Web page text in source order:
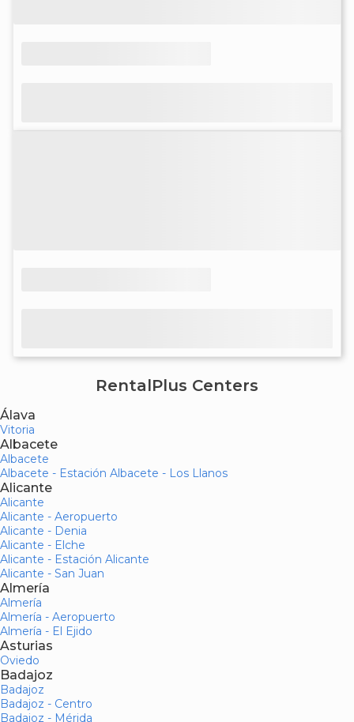
RentalPlus Centers
Álava
Vitoria
Albacete
Albacete
Albacete - Estación Albacete - Los Llanos
Alicante
Alicante
Alicante - Aeropuerto
Alicante - Denia
Alicante - Elche
Alicante - Estación Alicante
Alicante - San Juan
Almería
Almería
Almería - Aeropuerto
Almería - El Ejido
Asturias
Oviedo
Badajoz
Badajoz
Badajoz - Centro
Badajoz - Mérida